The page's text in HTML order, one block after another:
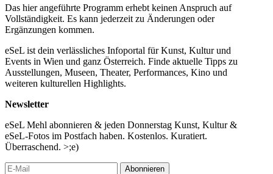
Das hier angeführte Programm erhebt keinen Anspruch auf
Vollständigkeit. Es kann jederzeit zu Änderungen oder
Ergänzungen kommen.
eSeL ist dein verlässliches Infoportal für Kunst, Kultur und
Events in Wien und ganz Österreich. Finde aktuelle Tipps zu
Ausstellungen, Museen, Theater, Performances, Kino und
weiteren kulturellen Highlights.
Newsletter
eSeL Mehl abonnieren & jeden Donnerstag Kunst, Kultur &
eSeL-Fotos im Postfach haben. Kostenlos. Kuratiert.
Überraschend. >;e)
Abonnieren